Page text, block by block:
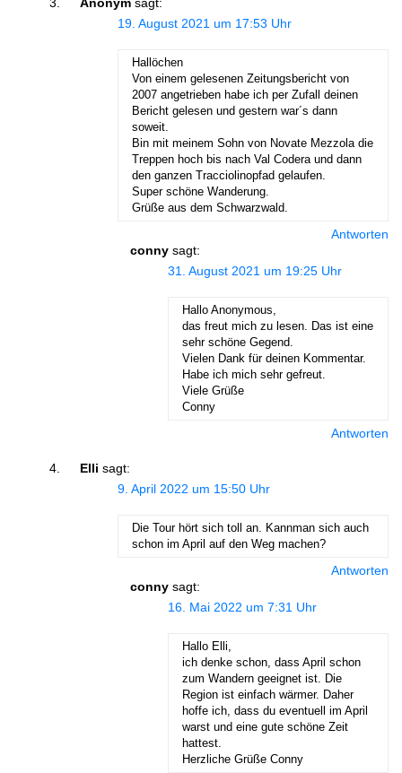
19. August 2021 um 17:53 Uhr
Hallöchen
Von einem gelesenen Zeitungsbericht von
2007 angetrieben habe ich per Zufall deinen
Bericht gelesen und gestern war´s dann
soweit.
Bin mit meinem Sohn von Novate Mezzola die
Treppen hoch bis nach Val Codera und dann
den ganzen Tracciolinopfad gelaufen.
Super schöne Wanderung.
Grüße aus dem Schwarzwald.
Antworten
conny sagt:
31. August 2021 um 19:25 Uhr
Hallo Anonymous,
das freut mich zu lesen. Das ist eine
sehr schöne Gegend.
Vielen Dank für deinen Kommentar.
Habe ich mich sehr gefreut.
Viele Grüße
Conny
Antworten
Elli sagt:
9. April 2022 um 15:50 Uhr
Die Tour hört sich toll an. Kannman sich auch
schon im April auf den Weg machen?
Antworten
conny sagt:
16. Mai 2022 um 7:31 Uhr
Hallo Elli,
ich denke schon, dass April schon
zum Wandern geeignet ist. Die
Region ist einfach wärmer. Daher
hoffe ich, dass du eventuell im April
warst und eine gute schöne Zeit
hattest.
Herzliche Grüße Conny